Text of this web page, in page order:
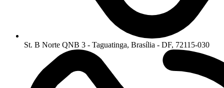
St. B Norte QNB 3 - Taguatinga, Brasília - DF, 72115-030